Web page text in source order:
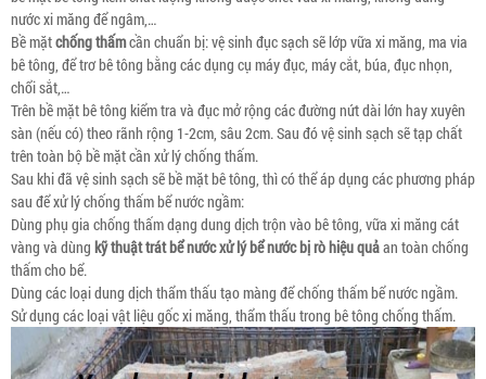
nước xi măng để ngâm,…
Bề mặtchống thấmcần chuẩn bị: vệ sinh đục sạch sẽ lớp vữa xi măng, ma via
bê tông, để trơ bê tông bằng các dụng cụ máy đục, máy cắt, búa, đục nhọn,
chổi sắt,…
Trên bề mặt bê tông kiểm tra và đục mở rộng các đường nứt dài lớn hay xuyên
sàn (nếu có) theo rãnh rộng 1-2cm, sâu 2cm. Sau đó vệ sinh sạch sẽ tạp chất
trên toàn bộ bề mặt cần xử lý chống thấm.
Sau khi đã vệ sinh sạch sẽ bề mặt bê tông, thì có thể áp dụng các phương pháp
sau để xử lý chống thấm bể nước ngầm:
Dùng phụ gia chống thấm dạng dung dịch trộn vào bê tông, vữa xi măng cát
vàng và dùng kỹ thuật trát bể nước xử lý bể nước bị rò hiệu quảan toàn chống
thấm cho bể.
Dùng các loại dung dịch thẩm thấu tạo màng để chống thấm bể nước ngầm.
Sử dụng các loại vật liệu gốc xi măng, thẩm thấu trong bê tông chống thấm.